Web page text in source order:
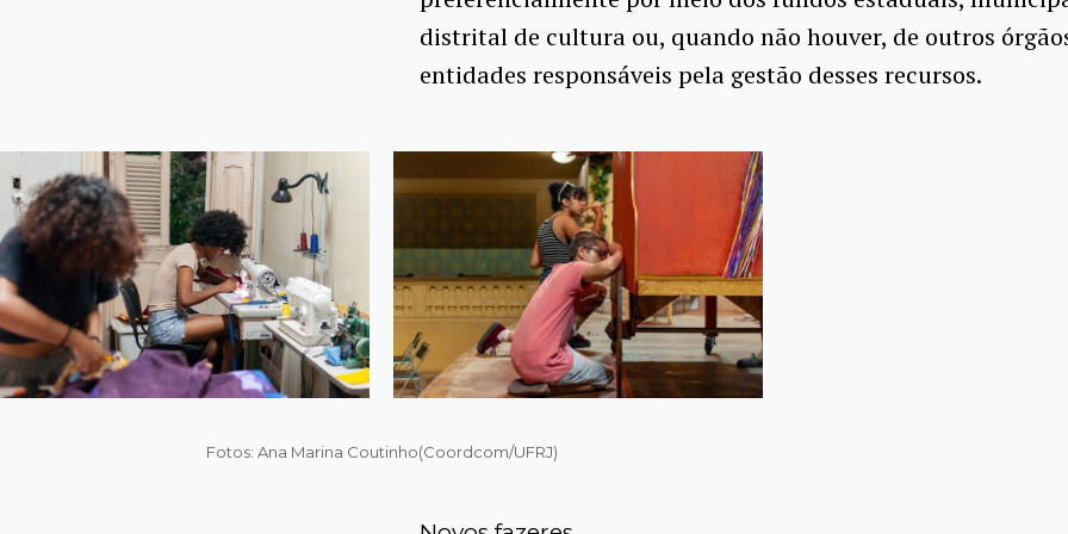
distrital de cultura ou, quando não houver, de outros
entidades responsáveis pela gestão desses recursos.
Fotos: Ana Marina Coutinho(Coordcom/UFRJ)